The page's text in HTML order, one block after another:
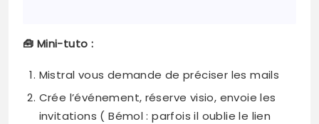
🧰 Mini-tuto :
Mistral vous demande de préciser les mails
Crée l’événement, réserve visio, envoie les
invitations ( Bémol : parfois il oublie le lien